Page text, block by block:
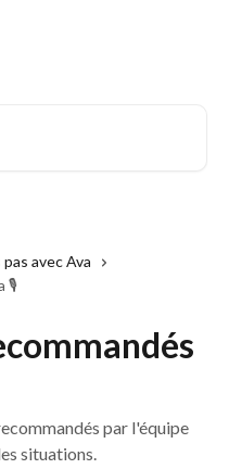
avec Ava
🎙️
par l'équipe
situations.